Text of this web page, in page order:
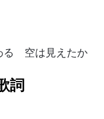
る 空は見えたか
詞